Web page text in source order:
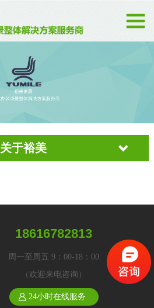
关于裕美
18616782813
周一至周五 9：00-18：00
（欢迎来电咨询）
24小时在线服务